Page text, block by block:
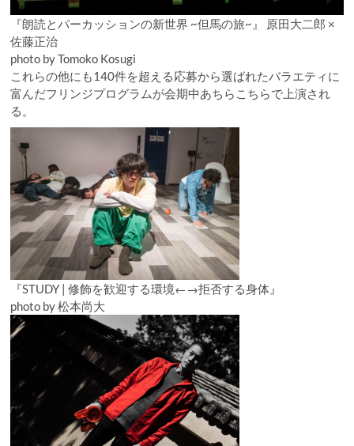
『朗読とパーカッションの新世界 ~但馬の旅~』 原田大二郎 ×
佐藤正治​​
photo by Tomoko Kosugi
これらの他にも140件を超える応募から選ばれたバラエティに
富んだフリンジプログラムが会期中あちらこちらで上演され
る。
『STUDY | 修飾を歓迎する環境←→拒否する身体』
photo by 松本尚大